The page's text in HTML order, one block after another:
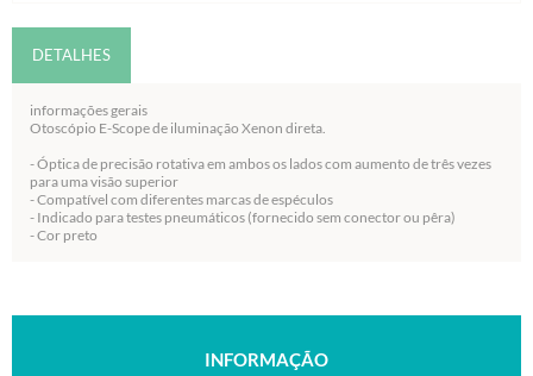
DETALHES
informações gerais
Otoscópio E-Scope de iluminação Xenon direta.
- Óptica de precisão rotativa em ambos os lados com aumento de três vezes
para uma visão superior
- Compatível com diferentes marcas de espéculos
- Indicado para testes pneumáticos (fornecido sem conector ou pêra)
- Cor preto
INFORMAÇÃO